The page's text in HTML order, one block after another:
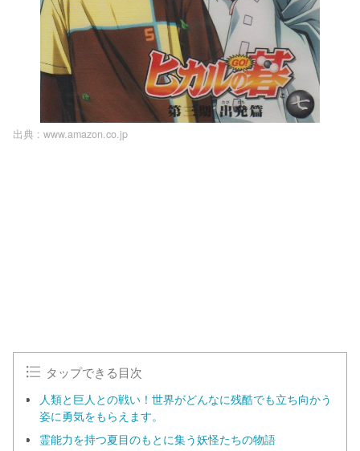
出典 : www.amazon.co.jp
タップできる目次
人類と巨人との戦い！世界がどんなに残酷でも立ち向かう
姿に勇気をもらえます。
霊能力を持つ夏目のもとに集う妖怪たちの物語